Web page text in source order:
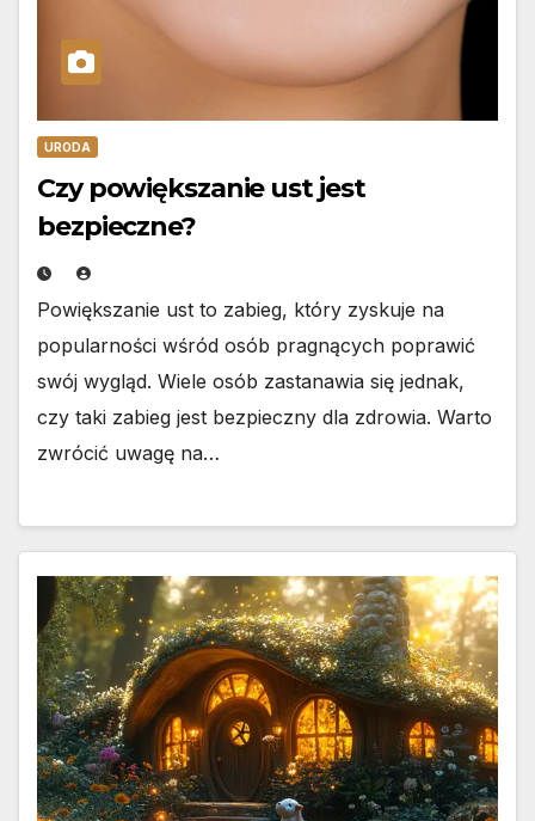
URODA
Czy powiększanie ust jest
bezpieczne?
Powiększanie ust to zabieg, który zyskuje na
popularności wśród osób pragnących poprawić
swój wygląd. Wiele osób zastanawia się jednak,
czy taki zabieg jest bezpieczny dla zdrowia. Warto
zwrócić uwagę na…